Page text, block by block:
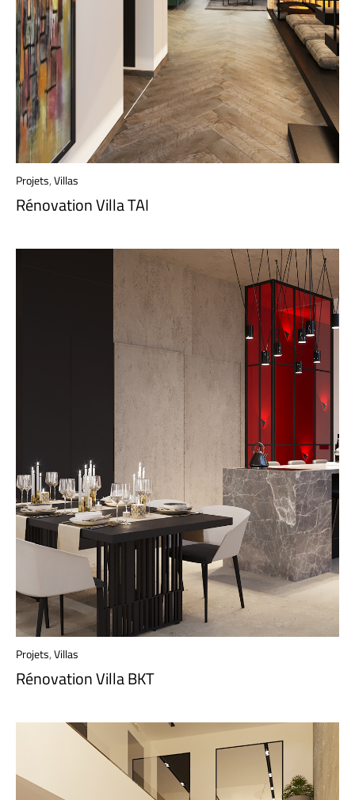
Projets,Villas
Rénovation Villa TAI
Projets,Villas
Rénovation Villa BKT